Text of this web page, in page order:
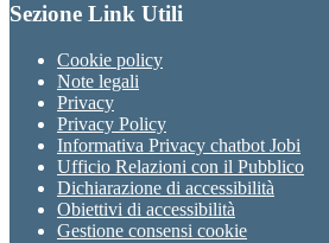
Sezione Link Utili
Cookie policy
Note legali
Privacy
Privacy Policy
Informativa Privacy chatbot Jobi
Ufficio Relazioni con il Pubblico
Dichiarazione di accessibilità
Obiettivi di accessibilità
Gestione consensi cookie